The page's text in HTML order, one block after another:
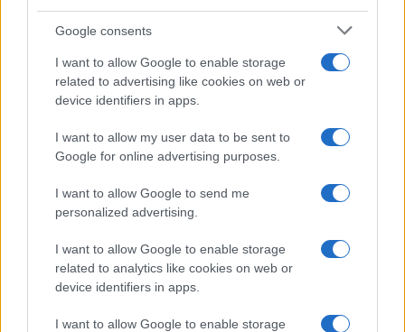
Google consents
I want to allow Google to enable storage
related to advertising like cookies on web or
device identifiers in apps.
I want to allow my user data to be sent to
Google for online advertising purposes.
I want to allow Google to send me
personalized advertising.
I want to allow Google to enable storage
related to analytics like cookies on web or
device identifiers in apps.
I want to allow Google to enable storage
Continua a leggere